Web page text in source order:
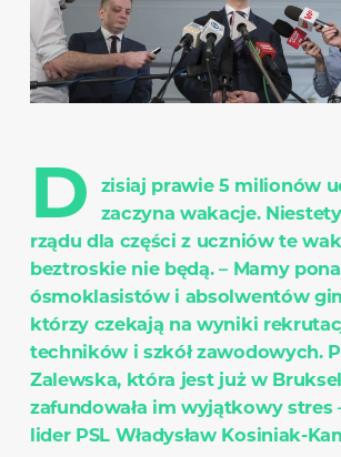
D
zisiaj prawie 5 milionów
zaczyna wakacje.
rządu dla części z uczniów te
beztroskie nie będą. – Mamy
ósmoklasistów i absolwentów
którzy czekają na wyniki
techników i szkół zawodowych.
Zalewska, która jest już w
zafundowała im wyjątkowy stres
lider PSL Władysław Kosiniak-